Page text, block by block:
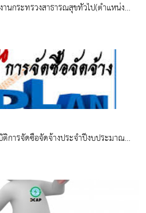
นกระทรวงสาธารณสุขทั่วไป(ตำแหน่ง
การจัดซื้อจัดจ้างประจำปีงบประมาณ